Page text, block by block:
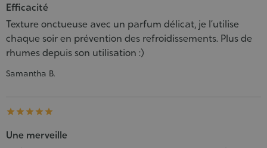
Efficacité
Texture onctueuse avec un parfum délicat, je l’utilise
chaque soir en prévention des refroidissements. Plus de
rhumes depuis son utilisation :)
Samantha B.
    
Une merveille